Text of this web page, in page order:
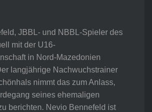
JBBL- und NBBL-Spieler des
mit der U16-
in Nord-Mazedonien
langjährige Nachwuchstrainer
nimmt das zum Anlass,
seines ehemaligen
berichten. Nevio Bennefeld ist